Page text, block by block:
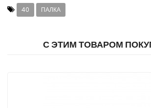
40 ПАЛКА
С ЭТИМ ТОВАРОМ